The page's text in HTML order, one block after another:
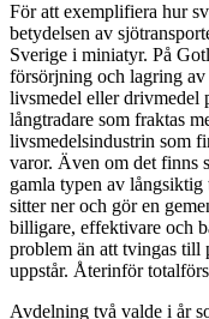
För att exemplifiera hur
betydelsen av
Sverige i miniatyr. På
försörjning och lagring av
livsmedel eller drivmedel
långtradare som fraktas
livsmedelsindustrin som
varor. Även om det finns
gamla typen av långsiktig
sitter ner och gör en
billigare, effektivare och
problem än att tvingas till
uppstår. Återinför
Avdelning två valde i år